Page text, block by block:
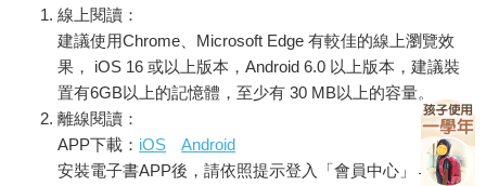
線上閱讀：
建議使用Chrome、Microsoft Edge 有較佳的線上瀏覽效
果， iOS 16 或以上版本，Android 6.0 以上版本，建議裝
置有6GB以上的記憶體，至少有 30 MB以上的容量。
離線閱讀：
APP下載： iOS
Android
安裝電子書APP後，請依照提示登入「會員中心」→「我